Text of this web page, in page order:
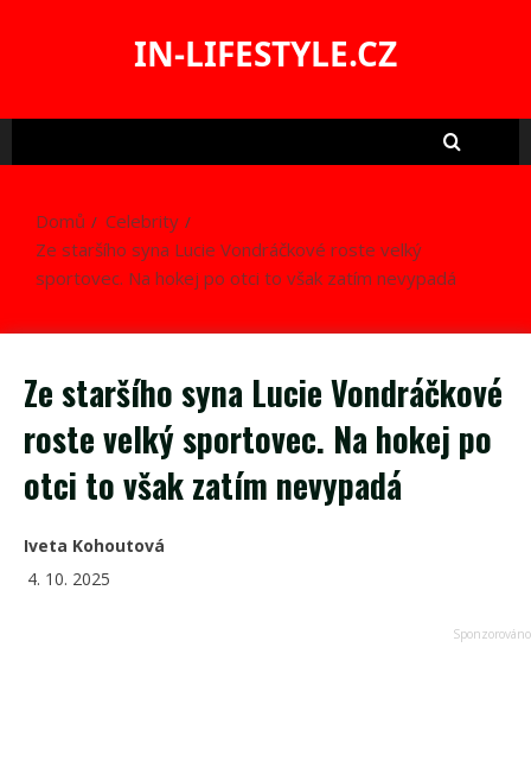
IN-LIFESTYLE.CZ
Domů
Celebrity
Ze staršího syna Lucie Vondráčkové roste velký
sportovec. Na hokej po otci to však zatím nevypadá
Ze staršího syna Lucie Vondráčkové
roste velký sportovec. Na hokej po
otci to však zatím nevypadá
Iveta Kohoutová
4. 10. 2025